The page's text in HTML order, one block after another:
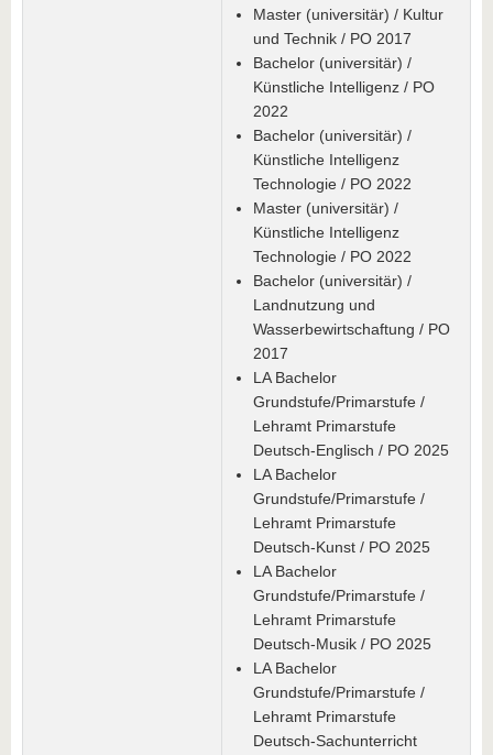
Master (universitär) / Kultur
und Technik / PO 2017
Bachelor (universitär) /
Künstliche Intelligenz / PO
2022
Bachelor (universitär) /
Künstliche Intelligenz
Technologie / PO 2022
Master (universitär) /
Künstliche Intelligenz
Technologie / PO 2022
Bachelor (universitär) /
Landnutzung und
Wasserbewirtschaftung / PO
2017
LA Bachelor
Grundstufe/Primarstufe /
Lehramt Primarstufe
Deutsch-Englisch / PO 2025
LA Bachelor
Grundstufe/Primarstufe /
Lehramt Primarstufe
Deutsch-Kunst / PO 2025
LA Bachelor
Grundstufe/Primarstufe /
Lehramt Primarstufe
Deutsch-Musik / PO 2025
LA Bachelor
Grundstufe/Primarstufe /
Lehramt Primarstufe
Deutsch-Sachunterricht